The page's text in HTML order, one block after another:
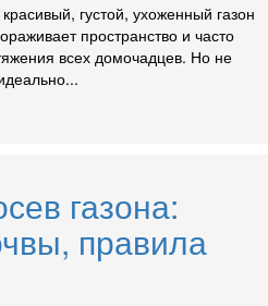
густой, ухоженный газон
пространство и часто
всех домочадцев. Но не
газона:
правила